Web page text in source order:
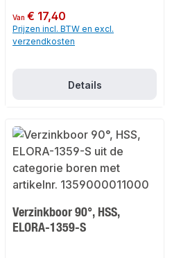
Normale prijs:
Van€ 17,40
Prijzen incl. BTW en excl.
verzendkosten
Details
Verzinkboor 90°, HSS,
ELORA-1359-S